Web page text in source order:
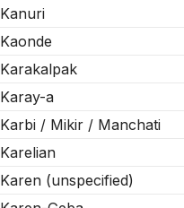
Kanuri
Kaonde
Karakalpak
Karay-a
Karbi / Mikir / Manchati
Karelian
Karen (unspecified)